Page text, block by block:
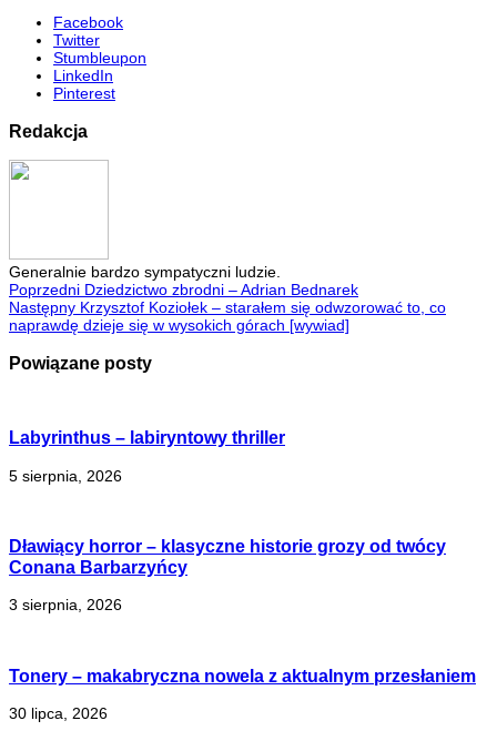
Facebook
Twitter
Stumbleupon
LinkedIn
Pinterest
Redakcja
Generalnie bardzo sympatyczni ludzie.
Poprzedni Dziedzictwo zbrodni – Adrian Bednarek
Następny Krzysztof Koziołek – starałem się odwzorować to, co
naprawdę dzieje się w wysokich górach [wywiad]
Powiązane posty
Labyrinthus – labiryntowy thriller
5 sierpnia, 2026
Dławiący horror – klasyczne historie grozy od twócy
Conana Barbarzyńcy
3 sierpnia, 2026
Tonery – makabryczna nowela z aktualnym przesłaniem
30 lipca, 2026